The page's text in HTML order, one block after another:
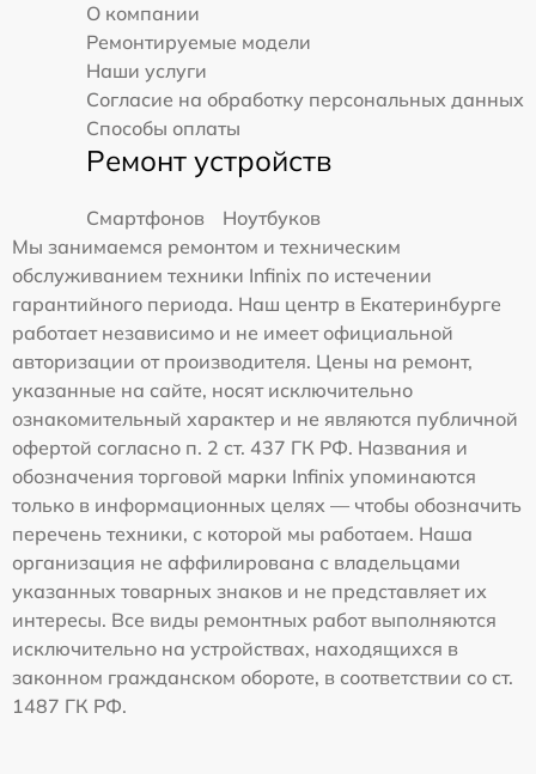
О компании
Ремонтируемые модели
Наши услуги
Согласие на обработку персональных данных
Способы оплаты
Ремонт устройств
Смартфонов
Ноутбуков
Мы занимаемся ремонтом и техническим
обслуживанием техники Infinix по истечении
гарантийного периода. Наш центр в Екатеринбурге
работает независимо и не имеет официальной
авторизации от производителя. Цены на ремонт,
указанные на сайте, носят исключительно
ознакомительный характер и не являются публичной
офертой согласно п. 2 ст. 437 ГК РФ. Названия и
обозначения торговой марки Infinix упоминаются
только в информационных целях — чтобы обозначить
перечень техники, с которой мы работаем. Наша
организация не аффилирована с владельцами
указанных товарных знаков и не представляет их
интересы. Все виды ремонтных работ выполняются
исключительно на устройствах, находящихся в
законном гражданском обороте, в соответствии со ст.
1487 ГК РФ.